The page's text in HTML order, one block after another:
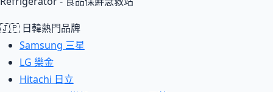
🇯🇵 日韓熱門品牌
Samsung 三星
LG 樂金
Hitachi 日立